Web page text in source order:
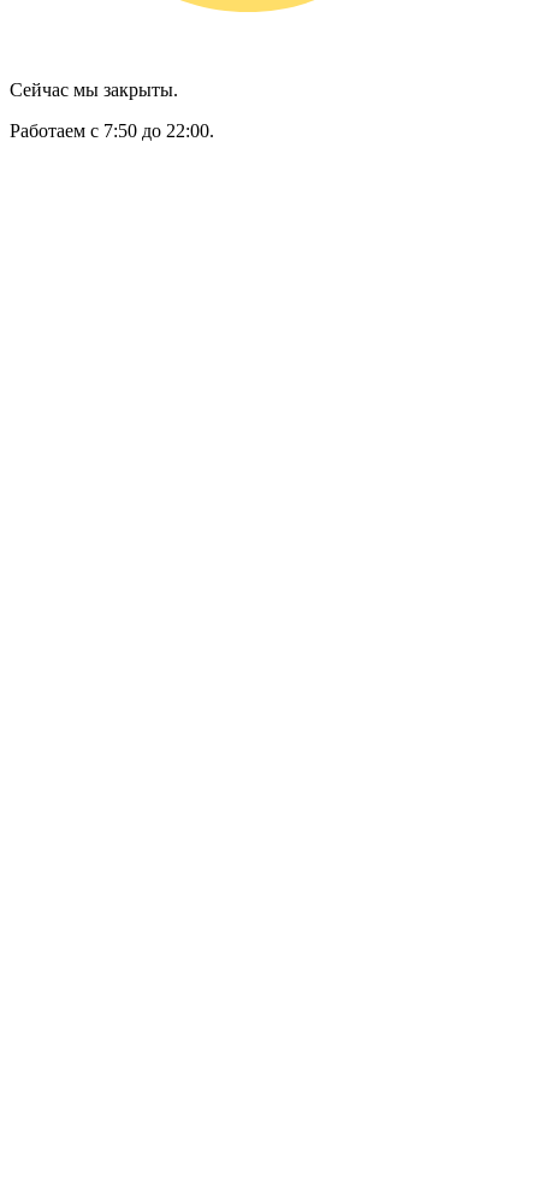
Сейчас мы закрыты.
Работаем с 7:50 до 22:00.